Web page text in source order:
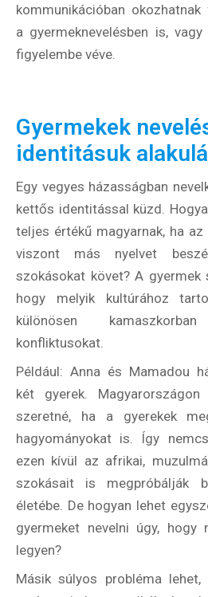
kommunikációban
a gyermeknevelésben is,
figyelembe véve.
Gyermekek
identitásuk
Egy vegyes házasságban
kettős identitással küzd.
teljes értékű magyarnak, ha
viszont más nyelvet
szokásokat követ? A gyermek
hogy melyik kultúrához
különösen
konfliktusokat.
Például: Anna és Mamadou
két gyerek.
szeretné, ha a gyerekek
hagyományokat is. Így
ezen kívül az afrikai,
szokásait is megpróbálják
életébe. De hogyan lehet
gyermeket nevelni úgy,
legyen?
Másik súlyos probléma